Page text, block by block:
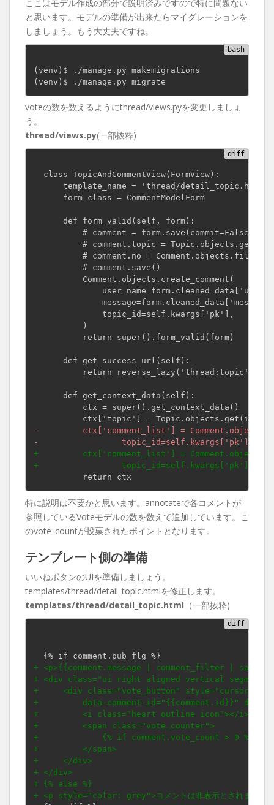
ここはモデル作成の部分で説明済みですので特に問題ない
と思います。モデルの準備が出来たらマイグレーションを
しましょう。もう大丈夫ですね。
(venv )
(venv )
voteの数を数えるようにthread/views.pyを変更しましょ
う。
thread/views.py(一部抜粋)
  class TopicAndCommentView(FormView):
      template_name = 'thread/detail_topic.html'
      form_class = CommentModelForm
      def form_valid(self, form):
          # comment = form.save(commit=False)
# comment.topic =
# comment.no =
          # comment.save()
          Comment.objects.create_comment(
              topic_id=self.kwargs['pk'],
          )
          return super().form_valid(form)
      def get_success_url(self):
return reverse_lazy('thread:topic',
      def get_context_data(self):
          ctx = super().get_context_data()
-         ctx['comment_list'] =
-
+         ctx['comment_list'] =
+
特に説明は不要かと思います。annotateで各コメントが
参照しているVoteモデルの数を数えて追加しています。こ
のvote_countが投票されたポイントとなります。
テンプレート側の準備
いいねボタンのUIを準備しましょう。
templates/thread/detail_topic.htmlを修正します。
templates/thread/detail_topic.html （一部抜粋)
+ <p>{{comment.message | comment_filter |
+ <div class="ui right aligned vertical segment">
+     <div class="vote_button" style="cursor:
+         data-comment-id="{{comment.id}}" data-
+         <i class="heart outline icon"></i>
+         <span class="vote_counter">
+             {% if comment.vote_count > 0
+         </span>
+     </div>
+ </div>
+ {% else %}
+ <p style="color: grey">コメントは非表示とされました